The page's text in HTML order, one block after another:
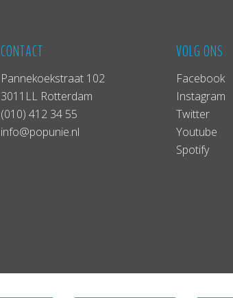
CONTACT
Pannekoekstraat 102
3011LL Rotterdam
(010) 412 34 55
info@popunie.nl
VOLG ONS
Facebook
Instagram
Twitter
Youtube
Spotify